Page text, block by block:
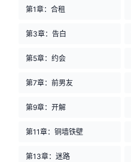
第1章：合租
第3章：告白
第5章：约会
第7章：前男友
第9章：开解
第11章：铜墙铁壁
第13章：迷路